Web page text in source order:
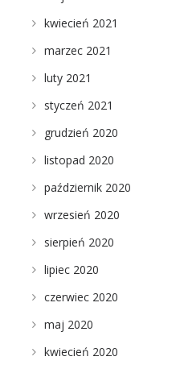
kwiecień 2021
marzec 2021
luty 2021
styczeń 2021
grudzień 2020
listopad 2020
październik 2020
wrzesień 2020
sierpień 2020
lipiec 2020
czerwiec 2020
maj 2020
kwiecień 2020